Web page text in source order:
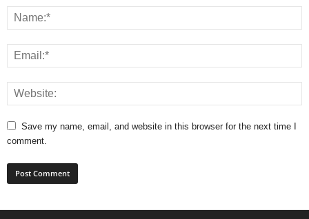
Save my name, email, and website in this browser for the next time I
comment.